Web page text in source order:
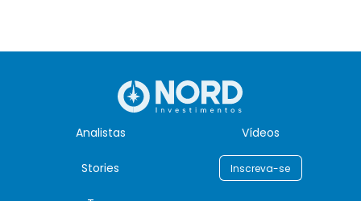
Analistas Vídeos
Stories Inscreva-se